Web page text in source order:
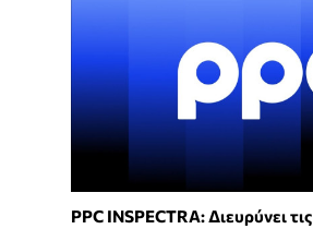
PPC INSPECTRA: Διευρύνει